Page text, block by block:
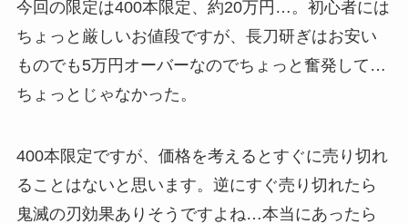
今回の限定は400本限定、約20万円…。初心者には
ちょっと厳しいお値段ですが、長刀研ぎはお安い
ものでも5万円オーバーなのでちょっと奮発して…
ちょっとじゃなかった。
400本限定ですが、価格を考えるとすぐに売り切れ
ることはないと思います。逆にすぐ売り切れたら
鬼滅の刃効果ありそうですよね…本当にあったら